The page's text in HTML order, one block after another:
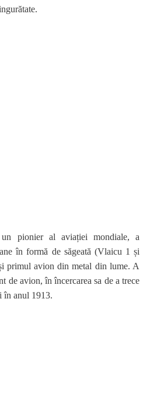
pionier al aviației mondiale, a
în formă de săgeată (Vlaicu 1 și
primul avion din metal din lume. A
de avion, în încercarea sa de a trece
în anul 1913.